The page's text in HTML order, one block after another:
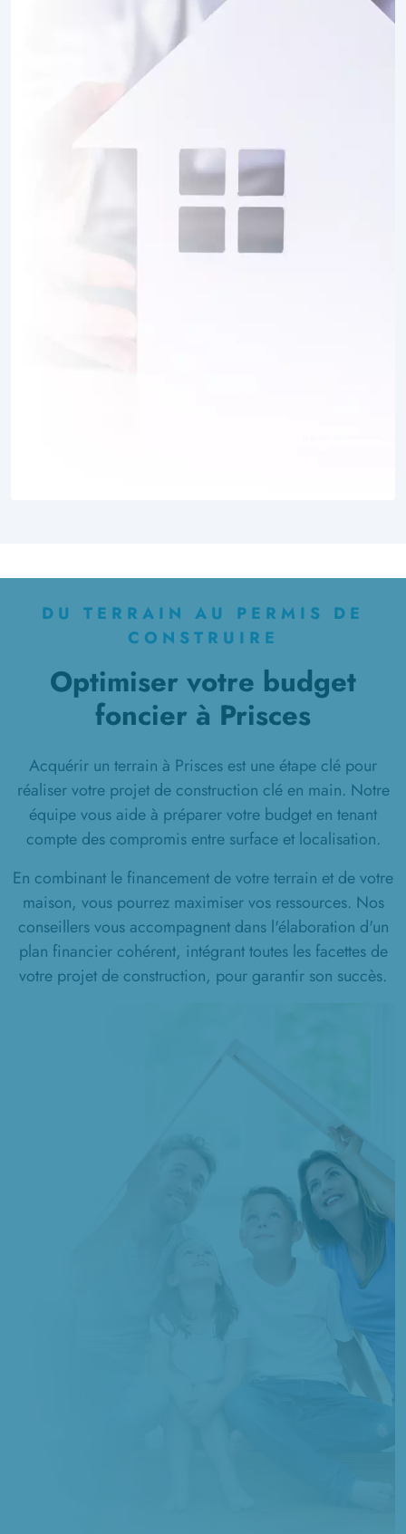
DU TERRAIN AU PERMIS DE
CONSTRUIRE
Optimiser votre budget
foncier à Prisces
Acquérir un terrain à Prisces est une étape clé pour
réaliser votre projet de construction clé en main. Notre
équipe vous aide à préparer votre budget en tenant
compte des compromis entre surface et localisation.
En combinant le financement de votre terrain et de votre
maison, vous pourrez maximiser vos ressources. Nos
conseillers vous accompagnent dans l'élaboration d'un
plan financier cohérent, intégrant toutes les facettes de
votre projet de construction, pour garantir son succès.